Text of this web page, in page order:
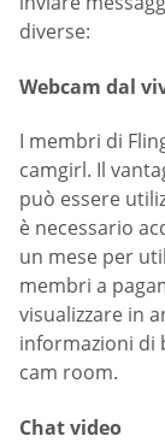
diverse:
Webcam dal
I membri di
camgirl. Il
può essere
è necessario
un mese per
membri a
visualizzare in
informazioni di
cam room.
Chat video